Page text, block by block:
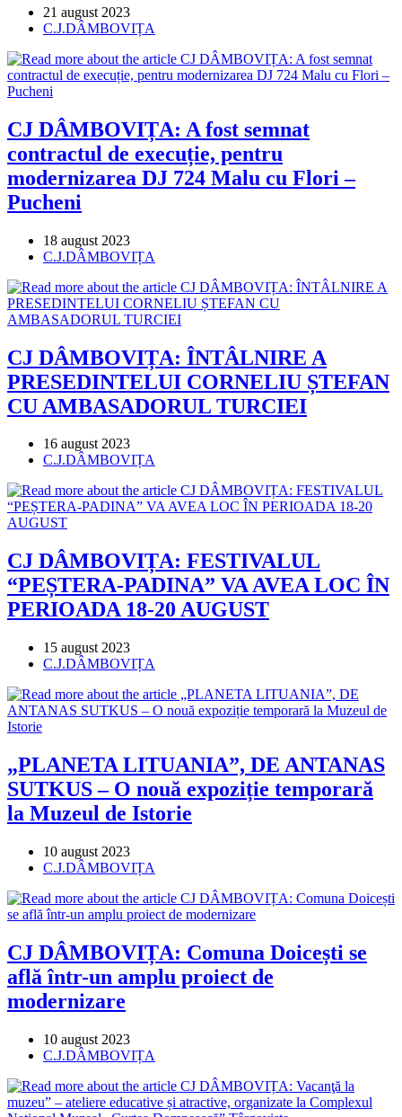
Post
published:
21 august 2023
Post
C.J.DÂMBOVIȚA
CJ DÂMBOVIȚA: A fost semnat
contractul de execuție, pentru
modernizarea DJ 724 Malu cu Flori –
Pucheni
Post
published:
18 august 2023
Post
C.J.DÂMBOVIȚA
CJ DÂMBOVIȚA: ÎNTÂLNIRE A
PRESEDINTELUI CORNELIU ȘTEFAN
CU AMBASADORUL TURCIEI
Post
published:
16 august 2023
Post
C.J.DÂMBOVIȚA
CJ DÂMBOVIȚA: FESTIVALUL
“PEȘTERA-PADINA” VA AVEA LOC ÎN
PERIOADA 18-20 AUGUST
Post
published:
15 august 2023
Post
C.J.DÂMBOVIȚA
„PLANETA LITUANIA”, DE ANTANAS
SUTKUS – O nouă expoziție temporară
la Muzeul de Istorie
Post
published:
10 august 2023
Post
C.J.DÂMBOVIȚA
CJ DÂMBOVIȚA: Comuna Doicești se
află într-un amplu proiect de
modernizare
Post
published:
10 august 2023
Post
C.J.DÂMBOVIȚA